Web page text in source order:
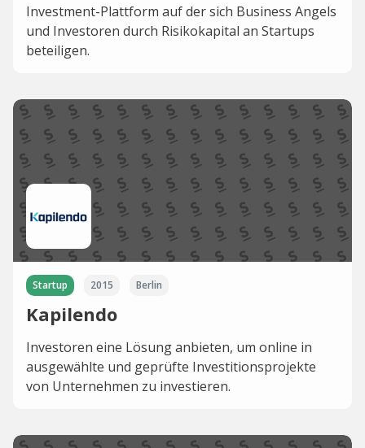
Investment-Plattform auf der sich Business Angels
und Investoren durch Risikokapital an Startups
beteiligen.
Startup 2015 Berlin
Kapilendo
Investoren eine Lösung anbieten, um online in
ausgewählte und geprüfte Investitionsprojekte
von Unternehmen zu investieren.